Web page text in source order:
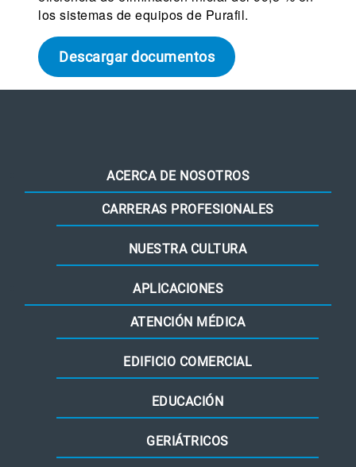
los sistemas de equipos de Purafil.
Descargar documentos
ACERCA DE NOSOTROS
CARRERAS PROFESIONALES
NUESTRA CULTURA
APLICACIONES
ATENCIÓN MÉDICA
EDIFICIO COMERCIAL
EDUCACIÓN
GERIÁTRICOS